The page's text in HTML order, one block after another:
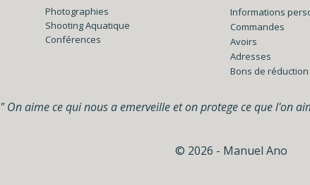
Photographies
Shooting Aquatique
Conférences
Informations
Commandes
Avoirs
Adresses
Bons de réduction
" On aime ce qui nous a emerveille et on protege ce que l'on
© 2026 - Manuel Ano